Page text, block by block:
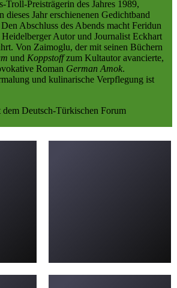
Troll-Preisträgerin des Jahres 1989,
dieses Jahr erschienenen Gedichtband
Den Abschluss des Abends macht Feridun
Autor und Journalist Eckhart
Von Zaimoglu, der mit seinen Büchern
und Koppstoffzum Kultautor avancierte,
Roman German Amok.
und kulinarische Verpflegung ist
Deutsch-Türkischen Forum